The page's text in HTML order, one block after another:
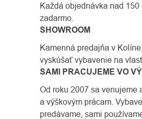
Každá objednávka nad 150
zadarmo.
SHOWROOM
Kamenná predajňa v
vyskúšať vybavenie na
SAMI PRACUJEME VO
Od roku 2007 sa venujeme
a výškovým prácam.
predávame, sami